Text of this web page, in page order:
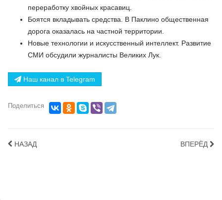
переработку хвойных красавиц.
Боятся вкладывать средства. В Паклино общественная
дорога оказалась на частной территории.
Новые технологии и искусственный интеллект. Развитие
СМИ обсудили журналисты Великих Лук.
Наш канал в Telegram
Поделиться
НАЗАД ВПЕРЁД